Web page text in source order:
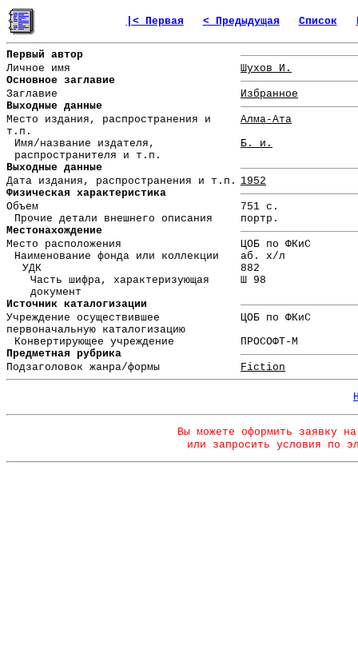
|< Первая < Предыдущая Список
Первый автор
Личное имя
Шухов И.
Основное заглавие
Заглавие
Избранное
Выходные данные
Место издания, распространения и
т.п.
Алма-Ата
Имя/название издателя,
распространителя и т.п.
Б. и.
Выходные данные
Дата издания, распространения и т.п. 1952
Физическая характеристика
Объем
751 с.
Прочие детали внешнего описания
портр.
Местонахождение
Место расположения
ЦОБ по ФКиС
Наименование фонда или коллекции
аб. х/л
УДК
882
Часть шифра, характеризующая
документ
Ш 98
Источник каталогизации
Учреждение осуществившее
первоначальную каталогизацию
ЦОБ по ФКиС
Конвертирующее учреждение
ПРОСОФТ-М
Предметная рубрика
Подзаголовок жанра/формы
Fiction
Вы можете оформить заявку
или запросить условия по